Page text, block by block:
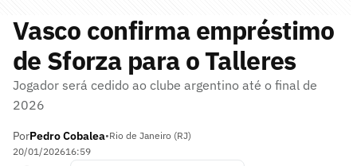
Vasco confirma empréstimo
de Sforza para o Talleres
Jogador será cedido ao clube argentino até o final de
2026
PorPedro Cobalea•Rio de Janeiro (RJ)
20/01/202616:59